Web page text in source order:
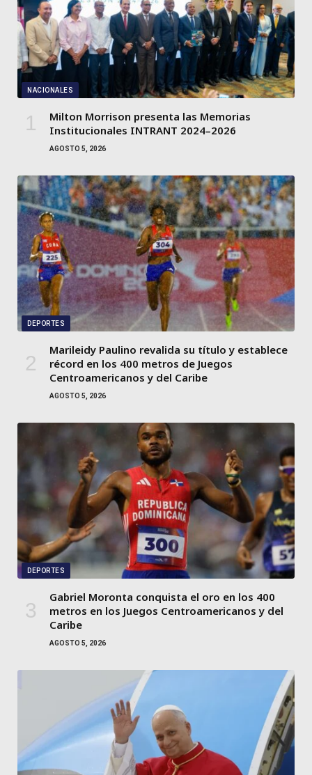
NACIONALES
Milton Morrison presenta las Memorias
Institucionales INTRANT 2024–2026
AGOSTO 5, 2026
DEPORTES
Marileidy Paulino revalida su título y establece
récord en los 400 metros de Juegos
Centroamericanos y del Caribe
AGOSTO 5, 2026
DEPORTES
Gabriel Moronta conquista el oro en los 400
metros en los Juegos Centroamericanos y del
Caribe
AGOSTO 5, 2026